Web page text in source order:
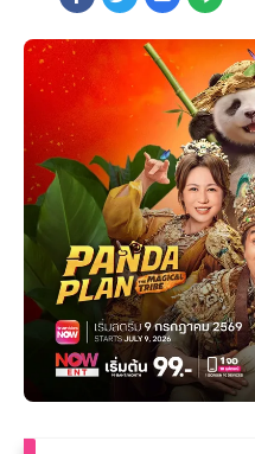
หาร้านร่วมรายการ
FAQs